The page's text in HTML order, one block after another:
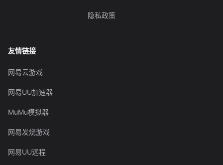
隐私政策
友情链接
网易云游戏
网易UU加速器
MuMu模拟器
网易发烧游戏
网易UU远程